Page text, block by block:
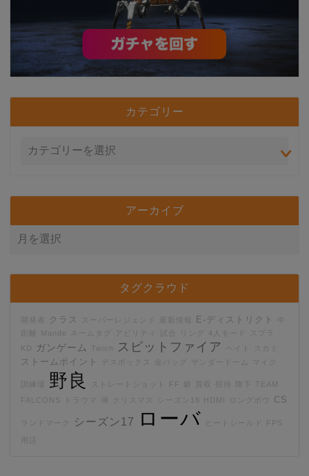
カテゴリー
アーカイブ
タグクラウド
開発者 クラス E-ディストリクト
Mande ネームタグ 4人モード
スプラ
KD
ガンゲーム Twich スピットファイア
ストームポイント デスボックス サンダードーム マイク
野良 FF 買収
TEAM
FALCONS
トラウマ クリスマス HDMI ロングボウ CS
ランドマーク シーズン17 ローバ FPS